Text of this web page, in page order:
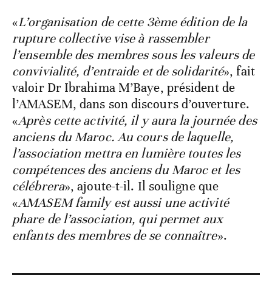
«L’organisation de cette 3èmeédition de la
rupture collective vise à rassembler
l’ensemble des membres sous les valeurs de
convivialité, d’entraide et de solidarité», fait
valoir Dr Ibrahima M’Baye, président de
l’AMASEM, dans son discours d’ouverture.
«Après cette activité, il y aura la journée des
anciens du Maroc. Au cours de laquelle,
l’association mettra en lumière toutes les
compétences des anciens du Maroc et les
célébrera», ajoute-t-il. Il souligne que
«AMASEM family est aussi une activité
phare de l’association, qui permet aux
enfants des membres de se connaître».